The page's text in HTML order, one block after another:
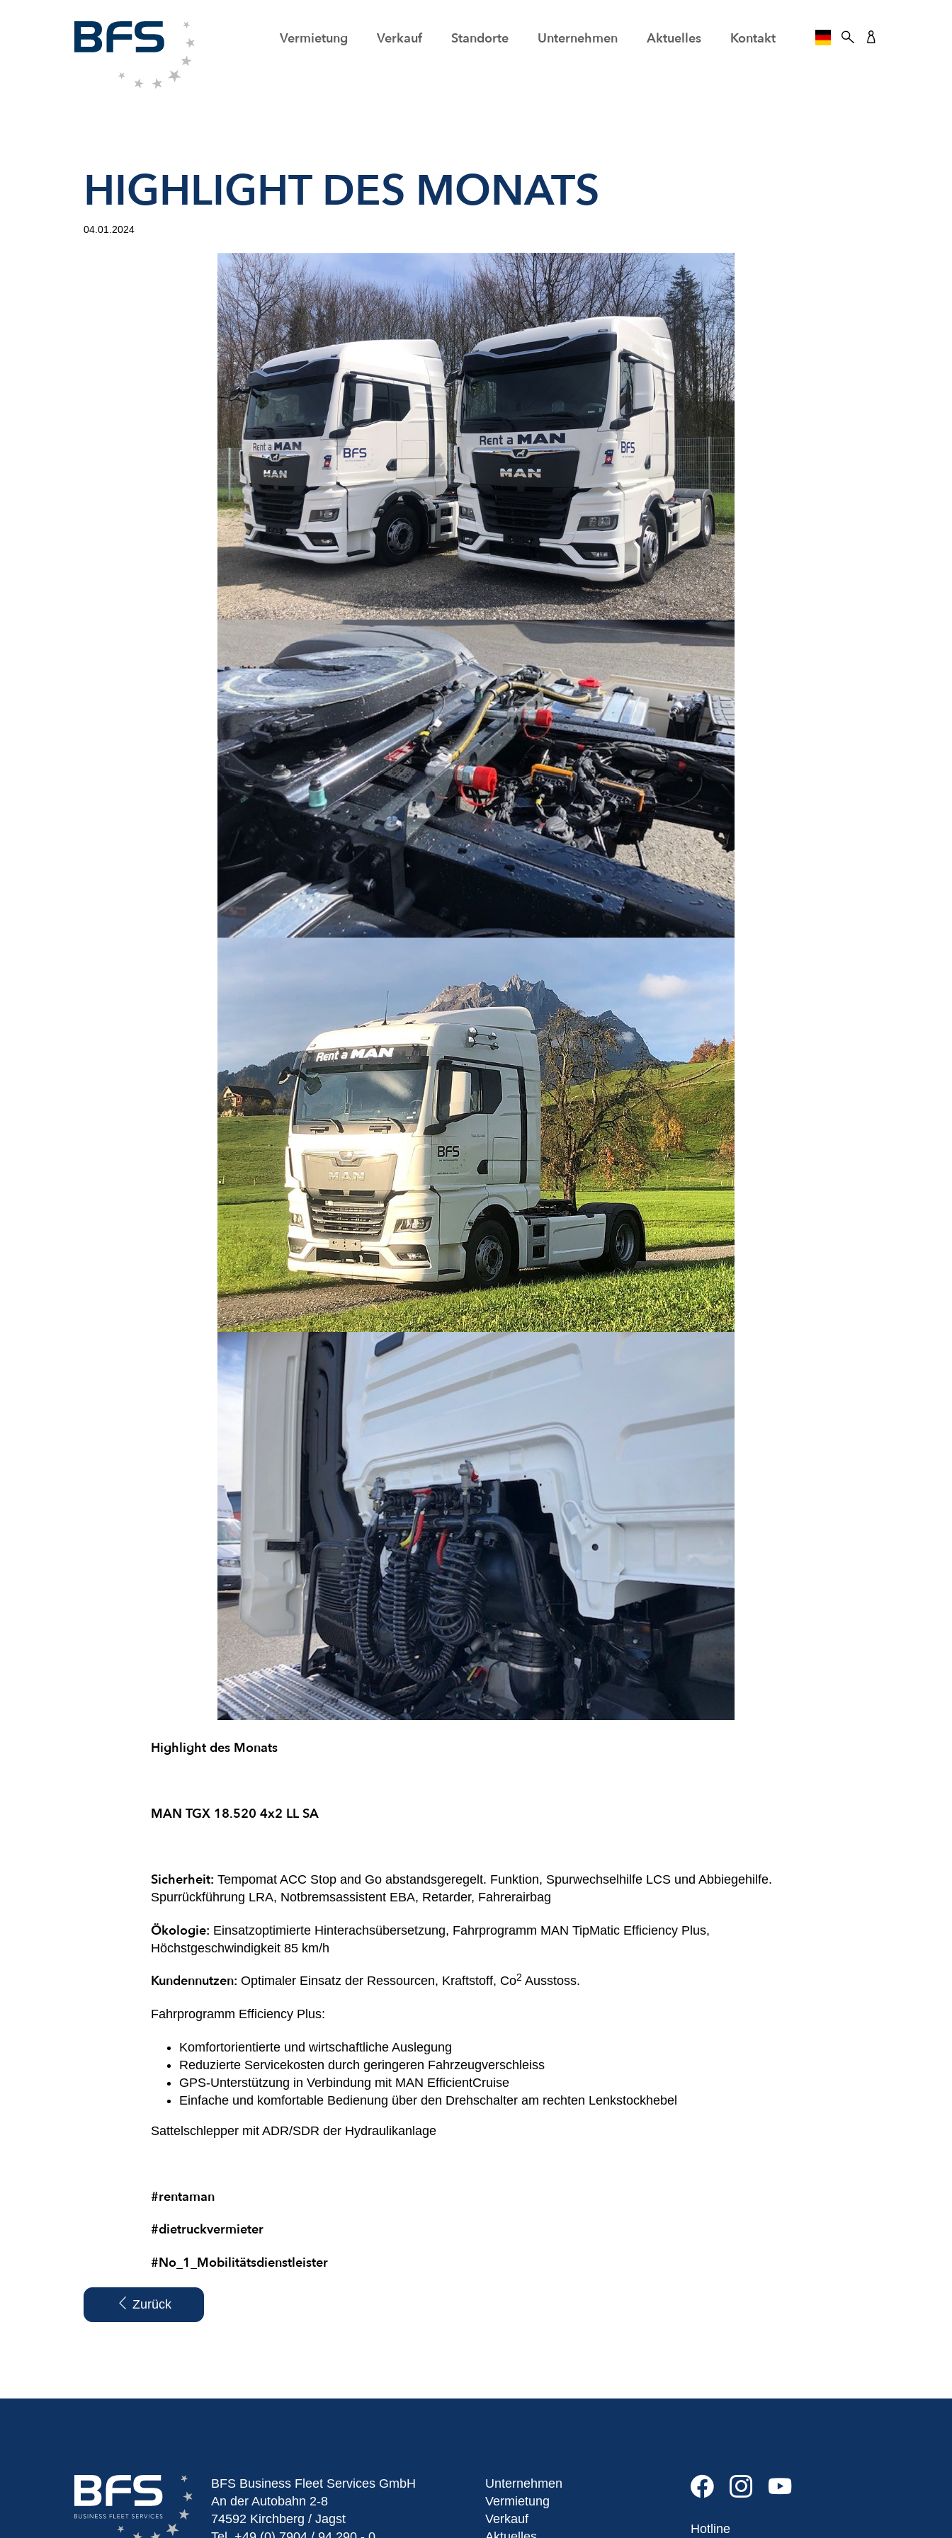
Vermietung Verkauf Standorte Unternehmen Aktuelles Kontakt
HIGHLIGHT DES MONATS
04.01.2024
Highlight des Monats
MAN TGX 18.520 4x2 LL SA
Sicherheit: Tempomat ACC Stop and Go abstandsgeregelt. Funktion, Spurwechselhilfe LCS und Abbiegehilfe.
Spurrückführung LRA, Notbremsassistent EBA, Retarder, Fahrerairbag
Ökologie: Einsatzoptimierte Hinterachsübersetzung, Fahrprogramm MAN TipMatic Efficiency Plus,
Höchstgeschwindigkeit 85 km/h
Kundennutzen: Optimaler Einsatz der Ressourcen, Kraftstoff, Co2 Ausstoss.
Fahrprogramm Efficiency Plus:
Komfortorientierte und wirtschaftliche Auslegung
Reduzierte Servicekosten durch geringeren Fahrzeugverschleiss
GPS-Unterstützung in Verbindung mit MAN EfficientCruise
Einfache und komfortable Bedienung über den Drehschalter am rechten Lenkstockhebel
Sattelschlepper mit ADR/SDR der Hydraulikanlage
#rentaman
#dietruckvermieter
#No_1_Mobilitätsdienstleister
Zurück
BFS Business Fleet Services GmbH
An der Autobahn 2-8
74592 Kirchberg / Jagst
Unternehmen
Vermietung
Verkauf
Hotline